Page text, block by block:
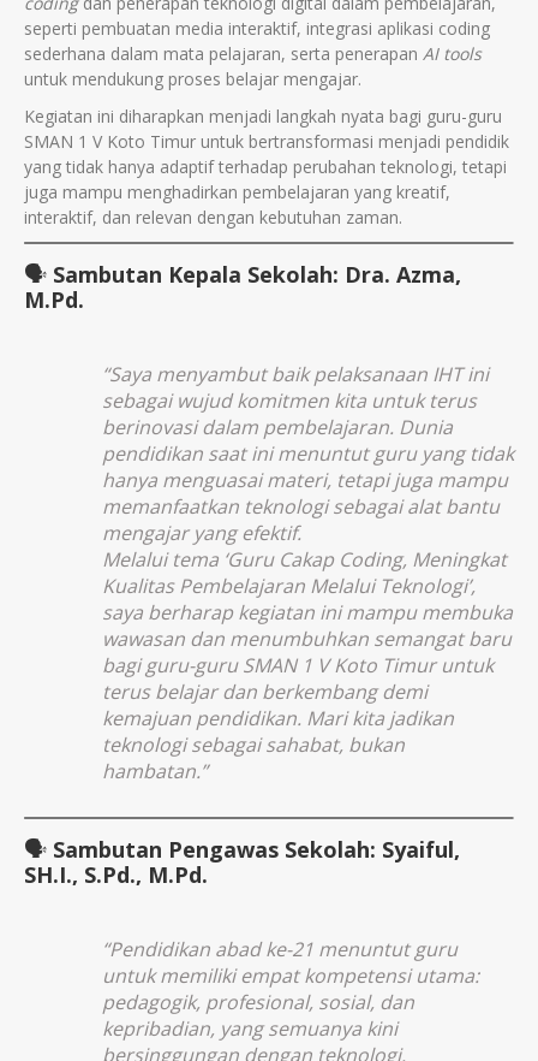
seperti pembuatan media interaktif, integrasi aplikasi coding
sederhana dalam mata pelajaran, serta penerapan AI tools
untuk mendukung proses belajar mengajar.
Kegiatan ini diharapkan menjadi langkah nyata bagi guru-guru
SMAN 1 V Koto Timur untuk bertransformasi menjadi pendidik
yang tidak hanya adaptif terhadap perubahan teknologi, tetapi
juga mampu menghadirkan pembelajaran yang kreatif,
interaktif, dan relevan dengan kebutuhan zaman.
🗣️ Sambutan Kepala Sekolah: Dra. Azma,
M.Pd.
“Saya menyambut baik pelaksanaan IHT ini
sebagai wujud komitmen kita untuk terus
berinovasi dalam pembelajaran. Dunia
pendidikan saat ini menuntut guru yang tidak
hanya menguasai materi, tetapi juga mampu
memanfaatkan teknologi sebagai alat bantu
mengajar yang efektif.
Melalui tema ‘Guru Cakap Coding, Meningkat
Kualitas Pembelajaran Melalui Teknologi’,
saya berharap kegiatan ini mampu membuka
wawasan dan menumbuhkan semangat baru
bagi guru-guru SMAN 1 V Koto Timur untuk
terus belajar dan berkembang demi
kemajuan pendidikan. Mari kita jadikan
teknologi sebagai sahabat, bukan
hambatan.”
🗣️ Sambutan Pengawas Sekolah: Syaiful,
SH.I., S.Pd., M.Pd.
“Pendidikan abad ke-21 menuntut guru
untuk memiliki empat kompetensi utama:
pedagogik, profesional, sosial, dan
kepribadian, yang semuanya kini
bersinggungan dengan teknologi.